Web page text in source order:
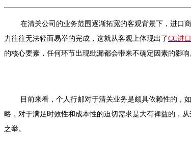
在清关公司的业务范围逐渐拓宽的客观背景下，进口
力往往无法轻而易举的完成，这就从客观上体现出了CC进
的核心要素，任何环节出现纰漏都会带来不确定因素的影响
目前来看，个人行邮对于清关业务是颇具依赖性的，
略，对于满足时效性和成本性的迫切需求是大有裨益的，
之举。